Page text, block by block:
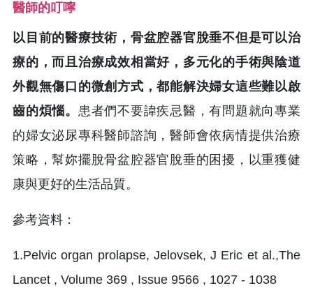
醫師的叮嚀
以目前的醫療技術，骨盆腔器官脫垂不但是可以治
療的，而且治療成效相當好，多元化的手術與陰道
外觀無傷口的微創方式，都能解決婦女這些難以啟
齒的煩惱。 患者們不要諱疾忌醫，有問題就向專業
的婦女泌尿專科醫師諮詢，醫師會依病情提供治療
策略，幫妳擺脫骨盆腔器官脫垂的困擾，以重獲健
康與更好的生活品質。
參考資料：
1.Pelvic organ prolapse, Jelovsek, J Eric et al.,The
Lancet , Volume 369 , Issue 9566 , 1027 - 1038